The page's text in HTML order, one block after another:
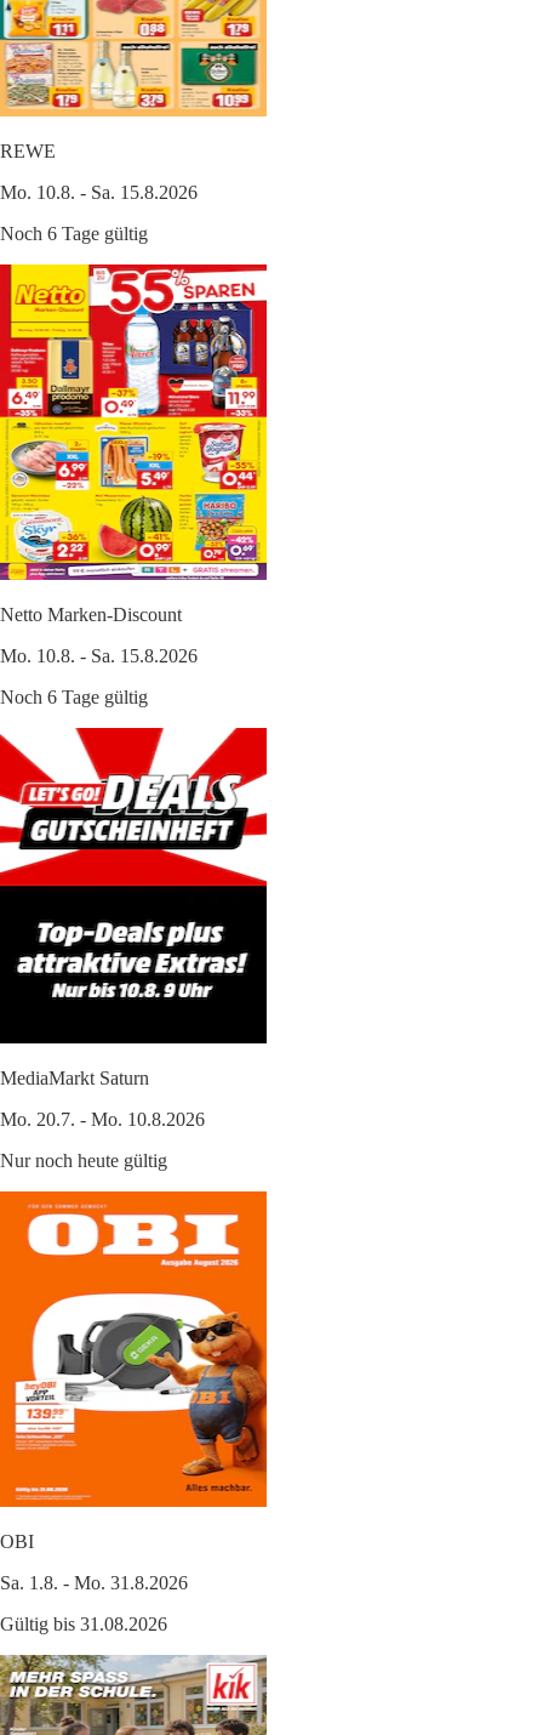
REWE
Mo. 10.8. - Sa. 15.8.2026
Noch 6 Tage gültig
Netto Marken-Discount
Mo. 10.8. - Sa. 15.8.2026
Noch 6 Tage gültig
MediaMarkt Saturn
Mo. 20.7. - Mo. 10.8.2026
Nur noch heute gültig
OBI
Sa. 1.8. - Mo. 31.8.2026
Gültig bis 31.08.2026